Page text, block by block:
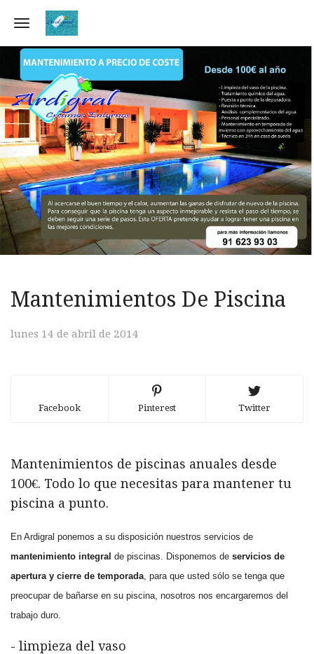
Toggle navigation
Mantenimientos De Piscina
lunes 14 de abril de 2014
Facebook Pinterest Twitter
Mantenimientos de piscinas anuales desde
100€. Todo lo que necesitas para mantener tu
piscina a punto.
En Ardigral ponemos a su disposición nuestros servicios de
mantenimiento integral de piscinas. Disponemos de servicios de
apertura y cierre de temporada , para que usted sólo se tenga que
preocupar de bañarse en su piscina, nosotros nos encargaremos del
trabajo duro.
- limpieza del vaso